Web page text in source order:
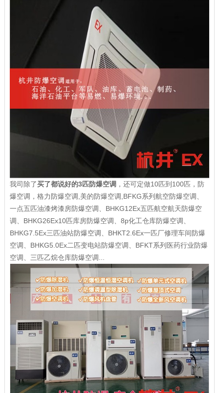
我司除了买了都说好的3匹防爆空调 ，还可定做10匹到100匹，防
爆空调，格力防爆空调,美的防爆空调,BFKG系列航空防爆空调、
一点五匹油漆烤漆房防爆空调、BHKG12Ex五匹航空航天防爆空
调、BHKG26Ex10匹库房防爆空调、8p化工仓库防爆空调、
BHKG7.5Ex三匹油站防爆空调、BHKT2.6Ex一匹厂修理车间防爆
空调、BHKG5.0Ex二匹变电站防爆空调、BFKT系列医药行业防爆
空调、三匹乙烷仓库防爆空调...